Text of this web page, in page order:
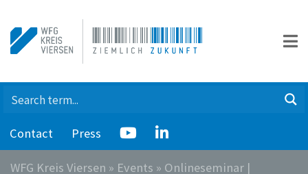
Contact Press
WFG Kreis Viersen » Events » Onlineseminar |